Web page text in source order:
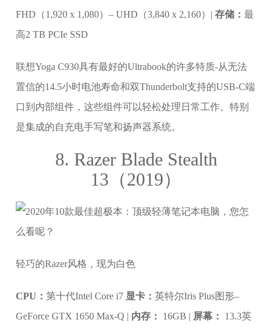
FHD（1,920 x 1,080）– UHD（3,840 x 2,160）|存储：最
高2 TB PCIe SSD
联想Yoga C930具有最好的Ultrabook的许多特质-从无法
置信的14.5小时电池寿命和双Thunderbolt支持的USB-C端
口到内部组件，这些组件可以轻松处理日常工作。特别
是集成的自充电手写笔和扬声器系统。
8. Razer Blade Stealth
13（2019）
轻巧的Razer风格，现为白色
CPU：第十代Intel Core i7 显卡：英特尔Iris Plus图形–
GeForce GTX 1650 Max-Q | 内存： 16GB | 屏幕：
13.3英